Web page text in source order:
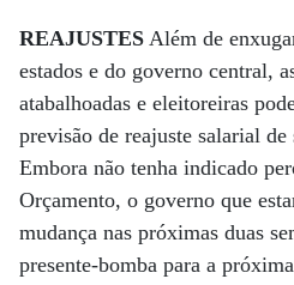
REAJUSTES Além de
estados e do governo central,
atabalhoadas e eleitoreiras
previsão de reajuste salarial
Embora não tenha indicado
Orçamento, o governo que
mudança nas próximas duas
presente-bomba para a